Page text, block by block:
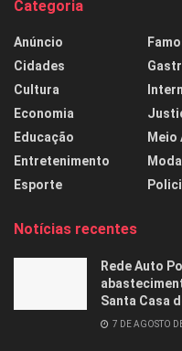
Categoria
Anúncio
Cidades
Cultura
Economia
Educação
Entretenimento
Esporte
Meio
Moda
Notícias recentes
Rede Auto
Santa Casa
7 DE AGOSTO